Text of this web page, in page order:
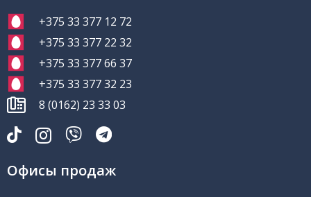
+375 33 377 12 72
+375 33 377 22 32
+375 33 377 66 37
+375 33 377 32 23
8 (0162) 23 33 03
Офисы продаж